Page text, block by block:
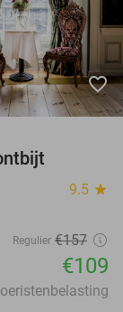
favorite_border
9.5 star
Regulier €157
€109